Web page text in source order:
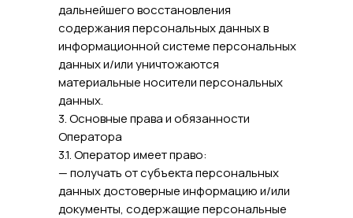
дальнейшего восстановления
содержания персональных данных в
информационной системе персональных
данных и/или уничтожаются
материальные носители персональных
данных.
3. Основные права и обязанности
Оператора
3.1. Оператор имеет право:
— получать от субъекта персональных
данных достоверные информацию и/или
документы, содержащие персональные